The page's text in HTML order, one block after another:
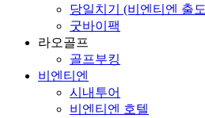
당일치기 (비엔티엔 출
굿바이팩
라오골프
골프부킹
비엔티엔
시내투어
비엔티엔 호텔